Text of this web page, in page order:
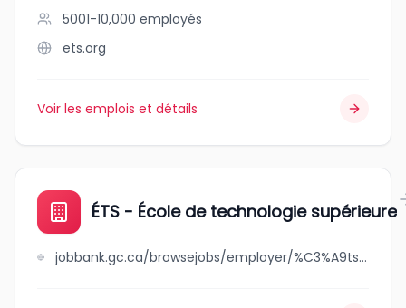
5001-10,000 employés
ets.org
Voir les emplois et détails
ÉTS - École de technologie supérieure
jobbank.gc.ca/browsejobs/employer/%C3%A9ts+-+%C3%A9cole+de+technologie+sup%C3%A9rieure/ca